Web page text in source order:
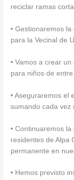
reciclar ramas
• Gestionaremos
para la Vecinal de
• Vamos a crear
para niños de
• Aseguraremos el
sumando cada vez
• Continuaremos
residentes de Alpa
permanente en
• Hemos previsto